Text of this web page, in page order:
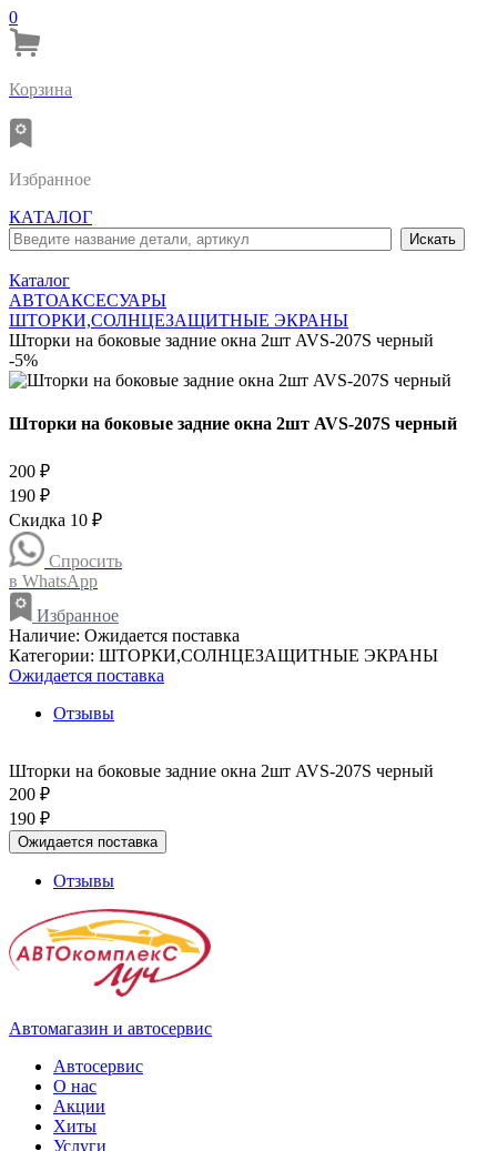
0
Корзина
Избранное
КАТАЛОГ
Каталог
АВТОАКСЕСУАРЫ
ШТОРКИ,СОЛНЦЕЗАЩИТНЫЕ ЭКРАНЫ
Шторки на боковые задние окна 2шт AVS-207S черный
-5%
Шторки на боковые задние окна 2шт AVS-207S черный
200 ₽
190 ₽
Скидка 10 ₽
Спросить
в WhatsApp
Избранное
Наличие: Ожидается поставка
Категории: ШТОРКИ,СОЛНЦЕЗАЩИТНЫЕ ЭКРАНЫ
Ожидается поставка
Отзывы
Шторки на боковые задние окна 2шт AVS-207S черный
200 ₽
190 ₽
Ожидается поставка
Отзывы
Автомагазин и автосервис
Автосервис
О нас
Акции
Хиты
Услуги